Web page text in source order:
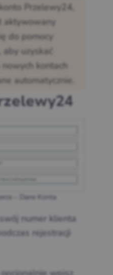
Przelewy24,
aktywowany
do pomocy
uzyskać
kontach
automatycznie.
– Dane Konta
numer klienta
rejestracji